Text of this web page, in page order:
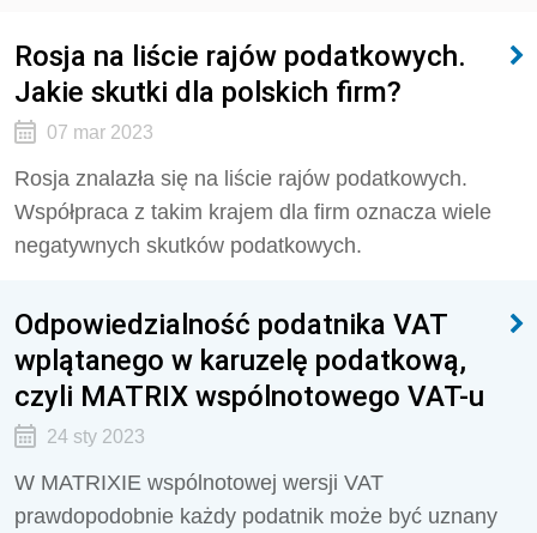
Rosja na liście rajów podatkowych.
Jakie skutki dla polskich firm?
07 mar 2023
Rosja znalazła się na liście rajów podatkowych.
Współpraca z takim krajem dla firm oznacza wiele
negatywnych skutków podatkowych.
Odpowiedzialność podatnika VAT
wplątanego w karuzelę podatkową,
czyli MATRIX wspólnotowego VAT-u
24 sty 2023
W MATRIXIE wspólnotowej wersji VAT
prawdopodobnie każdy podatnik może być uznany